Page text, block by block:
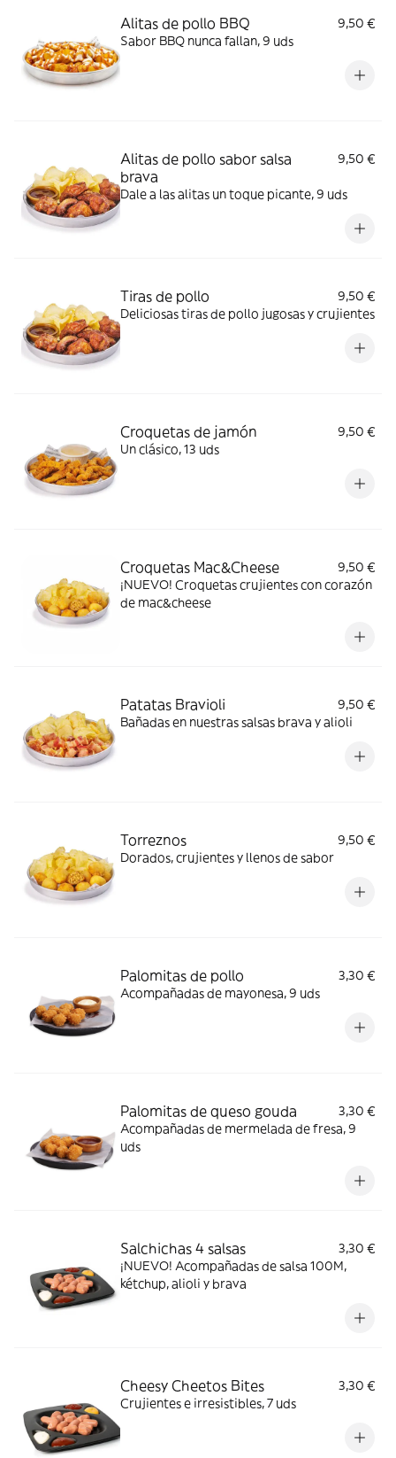
Alitas de pollo BBQ​
9,50 €
Sabor BBQ nunca fallan, 9 uds
Alitas de pollo sabor salsa
brava​
9,50 €
Dale a las alitas un toque picante, 9 uds
Tiras de pollo​
9,50 €
Deliciosas tiras de pollo jugosas y crujientes
Croquetas de jamón​
9,50 €
Un clásico, 13 uds
Croquetas Mac&Cheese​
9,50 €
¡NUEVO! Croquetas crujientes con corazón
de mac&cheese
Patatas Bravioli
9,50 €
Bañadas en nuestras salsas brava y alioli
Torreznos
9,50 €
Dorados, crujientes y llenos de sabor
Palomitas de pollo​
3,30 €
Acompañadas de mayonesa, 9 uds
Palomitas de queso gouda
3,30 €
Acompañadas de mermelada de fresa, 9
uds
Salchichas 4 salsas​
3,30 €
¡NUEVO! Acompañadas de salsa 100M,
kétchup, alioli y brava
Cheesy Cheetos Bites​
3,30 €
Crujientes e irresistibles, 7 uds